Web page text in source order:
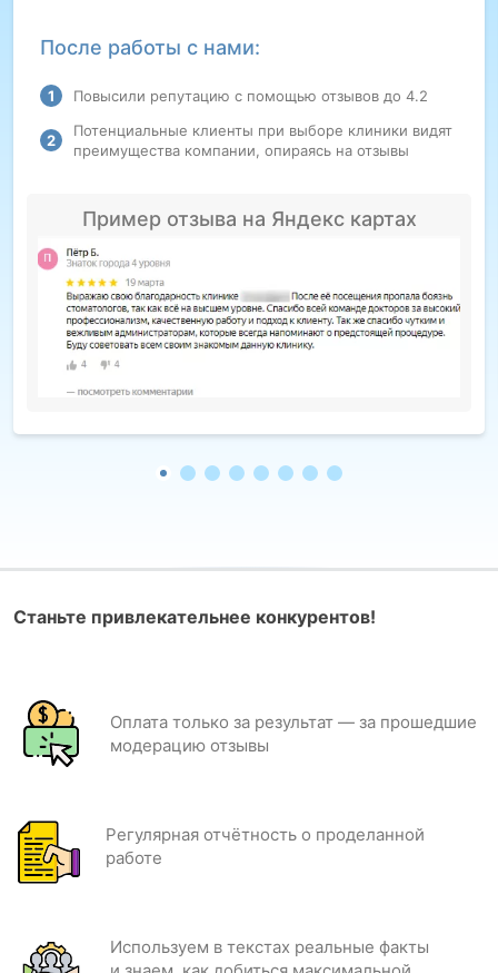
После работы с нами:
Повысили репутацию с помощью отзывов до 4.2
Потенциальные клиенты при выборе клиники видят
преимущества компании, опираясь на отзывы
Пример отзыва на Яндекс картах
Станьте привлекательнее конкурентов!
Оплата только за результат — за прошедшие
модерацию отзывы
Регулярная отчётность о проделанной
работе
Используем в текстах реальные факты